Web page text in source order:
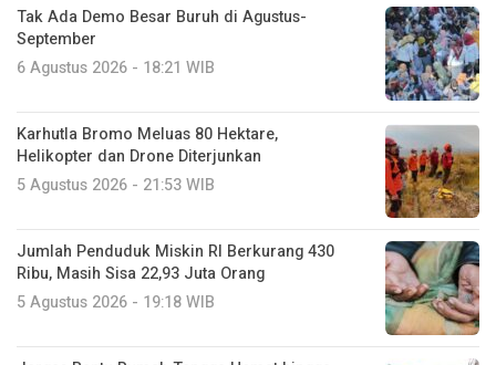
Tak Ada Demo Besar Buruh di Agustus-
September
6 Agustus 2026 - 18:21 WIB
Karhutla Bromo Meluas 80 Hektare,
Helikopter dan Drone Diterjunkan
5 Agustus 2026 - 21:53 WIB
Jumlah Penduduk Miskin RI Berkurang 430
Ribu, Masih Sisa 22,93 Juta Orang
5 Agustus 2026 - 19:18 WIB